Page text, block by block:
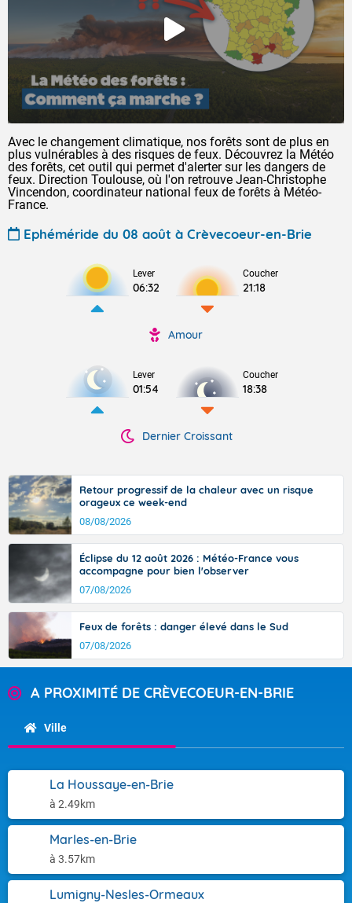
Avec le changement climatique, nos forêts sont de plus en
plus vulnérables à des risques de feux. Découvrez la Météo
des forêts, cet outil qui permet d'alerter sur les dangers de
feux. Direction Toulouse, où l'on retrouve Jean-Christophe
Vincendon, coordinateur national feux de forêts à Météo-
France.
Ephéméride du 08 août à Crèvecoeur-en-Brie
Lever
06:32
Coucher
21:18
Amour
Lever
01:54
Coucher
18:38
Dernier Croissant
Retour progressif de la chaleur avec un risque
orageux ce week-end
08/08/2026
Éclipse du 12 août 2026 : Météo-France vous
accompagne pour bien l'observer
07/08/2026
Feux de forêts : danger élevé dans le Sud
07/08/2026
A PROXIMITÉ DE CRÈVECOEUR-EN-BRIE
Ville
La Houssaye-en-Brie
à 2.49km
Marles-en-Brie
à 3.57km
Lumigny-Nesles-Ormeaux